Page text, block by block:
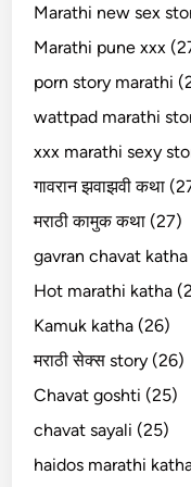
Marathi new sex
Marathi pune xxx
porn story marathi
wattpad marathi
xxx marathi sexy
गावरान झवाझवी कथा
मराठी कामुक कथा (27)
gavran chavat
Hot marathi katha
Kamuk katha (26)
मराठी सेक्स story (26)
Chavat goshti (25)
chavat sayali (25)
haidos marathi